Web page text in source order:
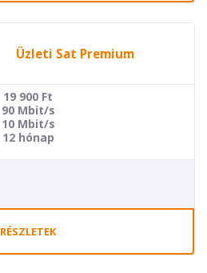
Üzleti Sat Premium
19 900 Ft
90 Mbit/s
10 Mbit/s
12 hónap
RÉSZLETEK